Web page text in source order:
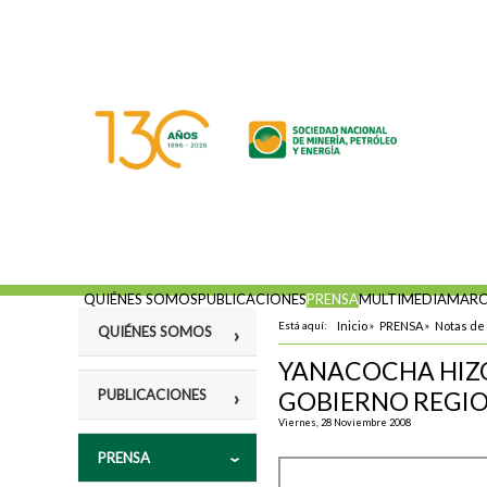
QUIÉNES SOMOSPUBLICACIONESPRENSAMULTIMEDIA
QUIÉNES SOMOS
Fines
Estatutos
PUBLICACIONES
vulneración a los
Derechos
PRENSA
Está aquí: Inicio» PRENSA» Notas de
YANACOCHA
GOBIERNO
Viernes, 28 Noviembre 2008